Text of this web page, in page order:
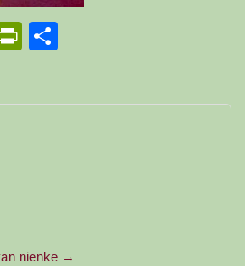
PrintFriendly
nienke →